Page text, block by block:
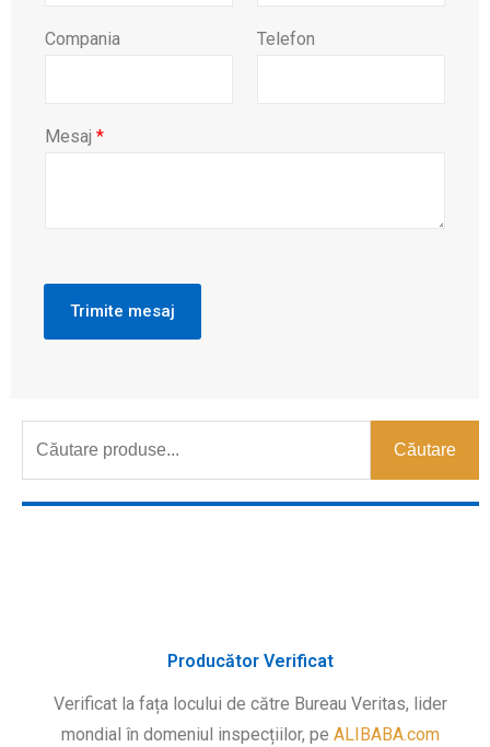
Compania Telefon
Mesaj *
Trimite mesaj
Căutare
Producător Verificat
Verificat la fața locului de către Bureau Veritas, lider
mondial în domeniul inspecțiilor, pe ALIBABA.com